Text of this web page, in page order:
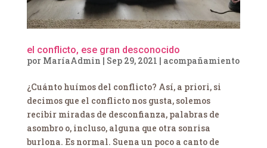
el conflicto, ese gran desconocido
por MaríaAdmin | Sep 29, 2021 | acompañamiento
¿Cuánto huímos del conflicto? Así, a priori, si
decimos que el conflicto nos gusta, solemos
recibir miradas de desconfianza, palabras de
asombro o, incluso, alguna que otra sonrisa
burlona. Es normal. Suena un poco a canto de